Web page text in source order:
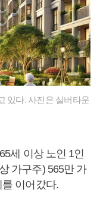
있다. 사진은 실버타운
세 이상 노인 1인
가구주) 565만 가
이어갔다.